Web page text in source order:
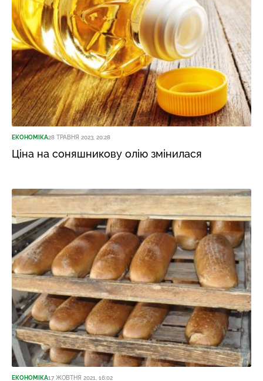
ЕКОНОМІКА28 ТРАВНЯ 2023, 20:28
Ціна на соняшникову олію змінилася
ЕКОНОМІКА17 ЖОВТНЯ 2021, 16:02